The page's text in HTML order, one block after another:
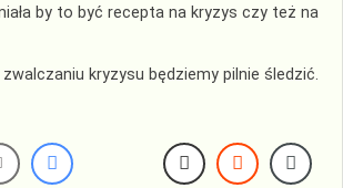
by to być recepta na kryzys czy też na
kryzysu będziemy pilnie śledzić.